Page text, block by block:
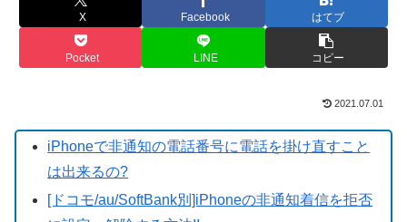
X Facebook はてブ
Pocket LINE コピー
2021.07.01
iPhoneで非通知の電話番号に電話を掛け直すこと
は出来るの?
[ドコモ/au/SoftBank別]iPhoneの非通知着信を拒否